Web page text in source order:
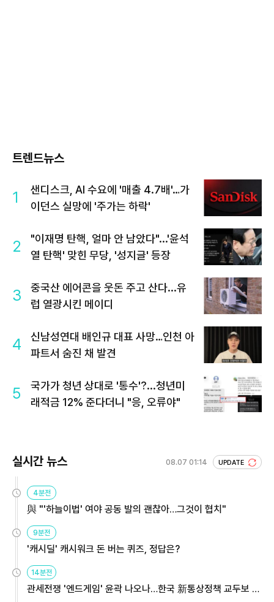
트렌드뉴스
1
샌디스크, AI 수요에 '매출 4.7배'…가
이던스 실망에 '주가는 하락'
2
"이재명 탄핵, 얼마 안 남았다"...'윤석
열 탄핵' 맞힌 무당, '성지글' 등장
3
중국산 에어콘을 웃돈 주고 산다...유
럽 열광시킨 메이디
4
신남성연대 배인규 대표 사망…인천 아
파트서 숨진 채 발견
5
국가가 청년 상대로 '통수'?...청년미
래적금 12% 준다더니 "응, 오류야"
실시간 뉴스 08.07 01:14 UPDATE
4분전
與 "'하늘이법' 여야 공동 발의 괜찮아…그것이 협치"
9분전
'캐시딜' 캐시워크 돈 버는 퀴즈, 정답은?
14분전
관세전쟁 '엔드게임' 윤곽 나오나…한국 新통상정책 교두보 활